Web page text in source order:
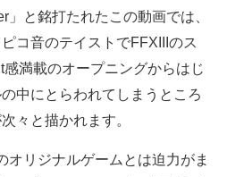
と銘打たれたこの動画では、
コ音のテイストでFFXIIIのス
感満載のオープニングからはじ
中にとらわれてしまうところ
々と描かれます。
リジナルゲームとは迫力がま